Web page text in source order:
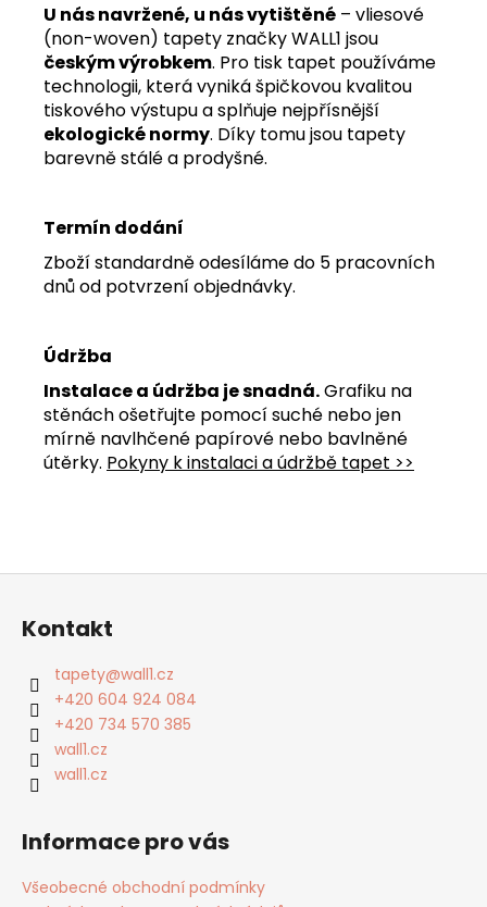
U nás navržené, u nás vytištěné – vliesové
(non-woven) tapety značky WALL1 jsou
českým výrobkem. Pro tisk tapet používáme
technologii, která vyniká špičkovou kvalitou
tiskového výstupu a splňuje nejpřísnější
ekologické normy. Díky tomu jsou tapety
barevně stálé a prodyšné.
Termín dodání
Zboží standardně odesíláme do 5 pracovních
dnů od potvrzení objednávky.
Údržba
Instalace a údržba je snadná.Grafiku na
stěnách ošetřujte pomocí suché nebo jen
mírně navlhčené papírové nebo bavlněné
útěrky. Pokyny k instalaci a údržbě tapet >>
Z
Kontakt
tapety@wall1.cz
+420 604 924 084
+420 734 570 385
wall1.cz
wall1.cz
Informace pro vás
Všeobecné obchodní podmínky